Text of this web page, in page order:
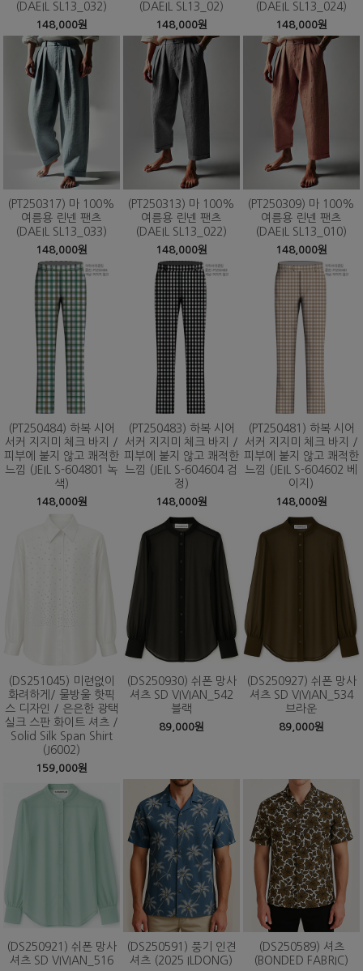
(DAEIL SL13_032)
148,000원
(DAEIL SL13_02)
148,000원
(DAEIL SL13_024)
148,000원
(PT250317) 마 100%
여름용 린넨 팬츠
(DAEIL SL13_033)
148,000원
(PT250313) 마 100%
여름용 린넨 팬츠
(DAEIL SL13_022)
148,000원
(PT250309) 마 100%
여름용 린넨 팬츠
(DAEIL SL13_010)
148,000원
(PT250484) 하복 시어
서커 지지미 체크 바지 /
피부에 붙지 않고 쾌적한
느낌 (JEIL S-604801 녹
색)
148,000원
(PT250483) 하복 시어
서커 지지미 체크 바지 /
피부에 붙지 않고 쾌적한
느낌 (JEIL S-604604 검
정)
148,000원
(PT250481) 하복 시어
서커 지지미 체크 바지 /
피부에 붙지 않고 쾌적한
느낌 (JEIL S-604602 베
이지)
148,000원
(DS251045) 미련없이
화려하게/ 물방울 핫픽
스 디자인 / 은은한 광택
실크 스판 화이트 셔츠 /
Solid Silk Span Shirt
(J6002)
159,000원
(DS250930) 쉬폰 망사
셔츠 SD VIVIAN_542
블랙
89,000원
(DS250927) 쉬폰 망사
셔츠 SD VIVIAN_534
브라운
89,000원
(DS250921) 쉬폰 망사
셔츠 SD VIVIAN_516
(DS250591) 풍기 인견
셔츠 (2025 ILDONG)
(DS250589) 셔츠
(BONDED FABRIC)